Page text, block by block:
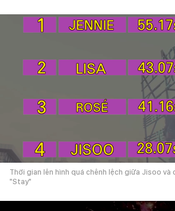
Thời gian lên hình quá chênh lệch giữa Jisoo và
"Stay"